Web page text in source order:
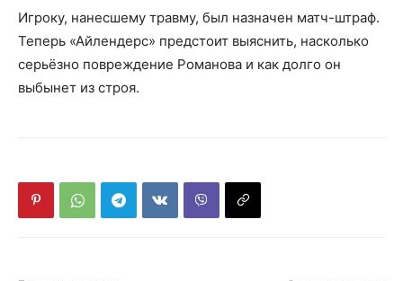
Игроку, нанесшему травму, был назначен матч-штраф.
Теперь «Айлендерс» предстоит выяснить, насколько
серьёзно повреждение Романова и как долго он
выбынет из строя.